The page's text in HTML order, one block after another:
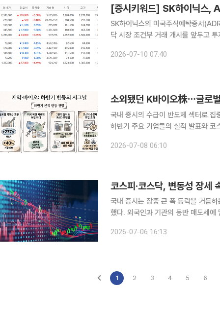
SK하이닉스의 미국주식예탁증서
닥 시장 조건부 거래 개시를 앞두고 투자자들의 관심
는 영문 홈페이지를 통해 ADR 1억
2026-07-10 07:40
국내 증시의 수급이 반도체 섹터로 집
하반기 주요 기업들의 실적 발표와
난달 국내 제약·바이오 업종에는 호
2026-07-08 06:10
코스피·코스닥, 변동성 장
국내 증시는 장중 큰 폭 등락을 거듭
했다. 외국인과 기관의 동반 매도세
(0.46%) 내린 8051.33으로 장을 마
2026-07-06 16:13
1 2 3 4 5 6